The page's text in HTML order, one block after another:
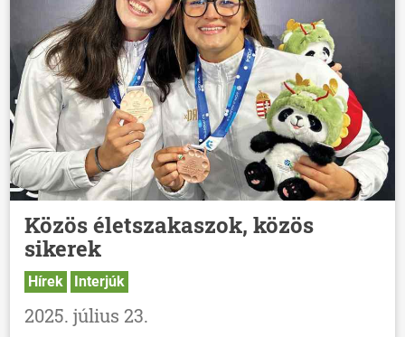
Közös életszakaszok, közös
sikerek
Hírek Interjúk
2025. július 23.